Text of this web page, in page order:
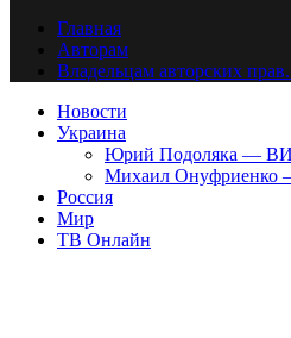
Главная
Авторам
Владельцам авторских
Новости
Украина
Юрий Подоляка —
Михаил Онуфриенко
Россия
Мир
ТВ Онлайн